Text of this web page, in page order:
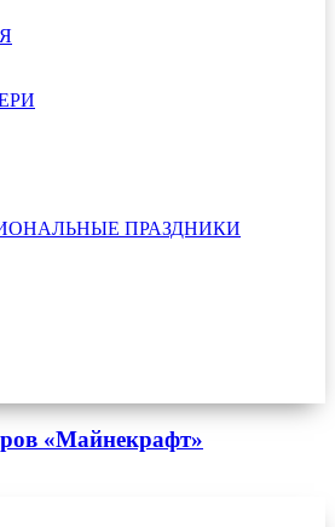
ПРАЗДНИКИ
«Майнекрафт»